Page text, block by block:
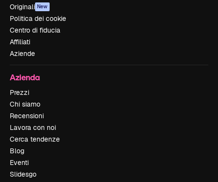
Originali New
Politica dei cookie
Centro di fiducia
Affiliati
Aziende
Azienda
Prezzi
Chi siamo
Recensioni
Lavora con noi
Cerca tendenze
Blog
Eventi
Slidesgo